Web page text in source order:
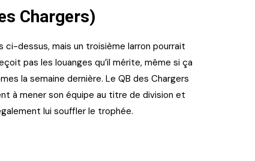
Chargers)
dessus, mais un troisième larron pourrait
pas les louanges qu’il mérite, même si ça
la semaine dernière. Le QB des Chargers
à mener son équipe au titre de division et
lui souffler le trophée.